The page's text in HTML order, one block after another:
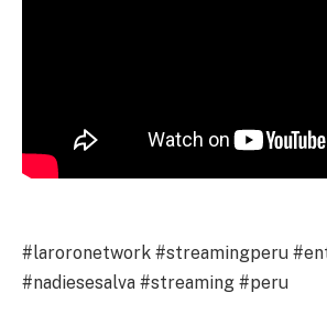
#laroronetwork #streamingperu
#nadiesesalva #streaming #peru